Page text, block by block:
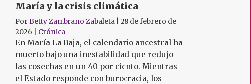
María y la crisis climática
PorBetty Zambrano Zabaleta |28 de febrero de
2026
Crónica
En María La Baja, el calendario ancestral ha
muerto bajo una inestabilidad que redujo
las cosechas en un 40 por ciento. Mientras
el Estado responde con burocracia, los